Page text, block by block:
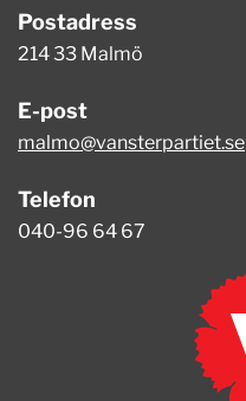
Postadress
214 33 Malmö
E-post
malmo@vansterpartiet.se
Telefon
040-96 64 67